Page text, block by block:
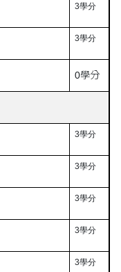
3學分
3學分
0學分
3學分
3學分
3學分
3學分
3學分